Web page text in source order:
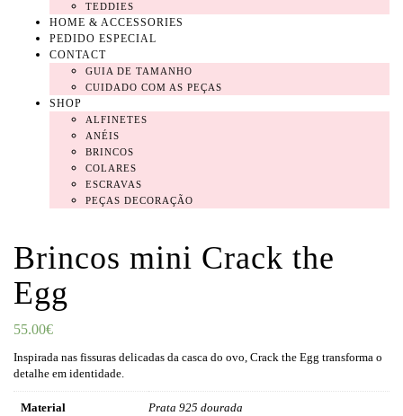
TEDDIES
HOME & ACCESSORIES
PEDIDO ESPECIAL
CONTACT
GUIA DE TAMANHO
CUIDADO COM AS PEÇAS
SHOP
ALFINETES
ANÉIS
BRINCOS
COLARES
ESCRAVAS
PEÇAS DECORAÇÃO
Brincos mini Crack the
Egg
55.00€
Inspirada nas fissuras delicadas da casca do ovo, Crack the Egg transforma o
detalhe em identidade.
Material Prata 925 dourada